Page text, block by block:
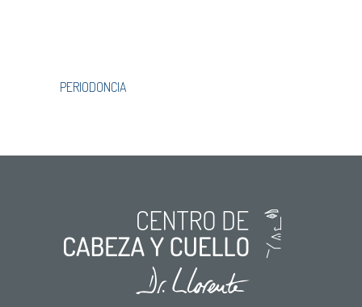
PERIODONCIA